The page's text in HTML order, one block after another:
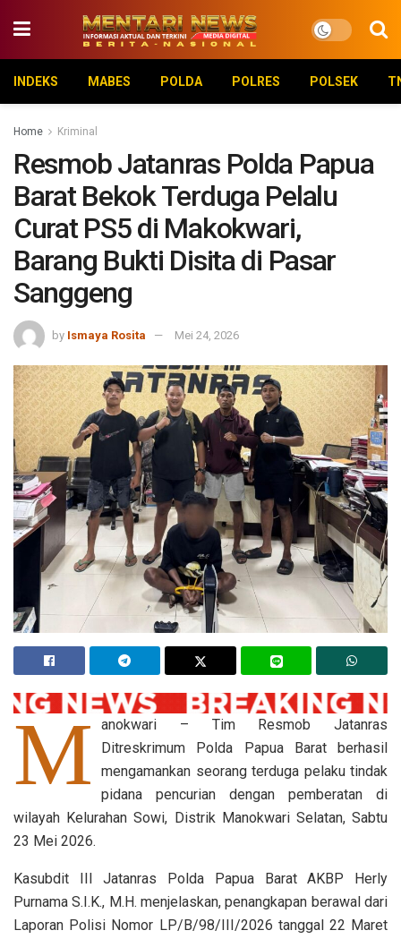
INDEKS MABES POLDA POLRES POLSEK
Home Kriminal
Resmob Jatanras Polda Papua
Barat Bekok Terduga Pelalu
Curat PS5 di Makokwari,
Barang Bukti Disita di Pasar
Sanggeng
by Ismaya Rosita Mei 24, 2026
M
anokwari – Tim Resmob Jatanras
Ditreskrimum Polda Papua Barat berhasil
mengamankan seorang terduga pelaku tindak
pidana pencurian dengan pemberatan di
wilayah Kelurahan Sowi, Distrik Manokwari Selatan, Sabtu
23 Mei 2026.
Kasubdit III Jatanras Polda Papua Barat AKBP Herly
Purnama S.I.K., M.H. menjelaskan, penangkapan berawal dari
Laporan Polisi Nomor LP/B/98/III/2026 tanggal 22 Maret